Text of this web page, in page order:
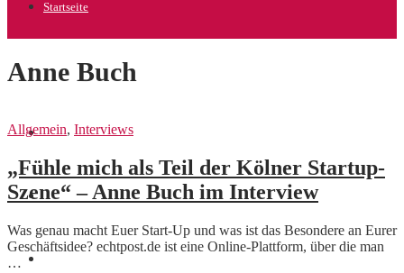
Startseite
Allgemein
Startups
News
Anne Buch
Allgemein, Interviews
„Fühle mich als Teil der Kölner Startup-
Szene“ – Anne Buch im Interview
Was genau macht Euer Start-Up und was ist das Besondere an Eurer
Geschäftsidee? echtpost.de ist eine Online-Plattform, über die man
…